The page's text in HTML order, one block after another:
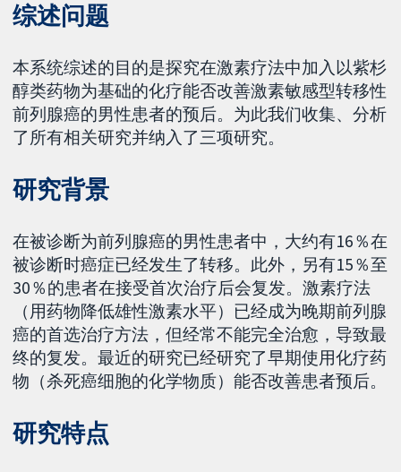
综述问题
本系统综述的目的是探究在激素疗法中加入以紫杉
醇类药物为基础的化疗能否改善激素敏感型转移性
前列腺癌的男性患者的预后。为此我们收集、分析
了所有相关研究并纳入了三项研究。
研究背景
在被诊断为前列腺癌的男性患者中，大约有16％在
被诊断时癌症已经发生了转移。此外，另有15％至
30％的患者在接受首次治疗后会复发。激素疗法
（用药物降低雄性激素水平）已经成为晚期前列腺
癌的首选治疗方法，但经常不能完全治愈，导致最
终的复发。最近的研究已经研究了早期使用化疗药
物（杀死癌细胞的化学物质）能否改善患者预后。
研究特点